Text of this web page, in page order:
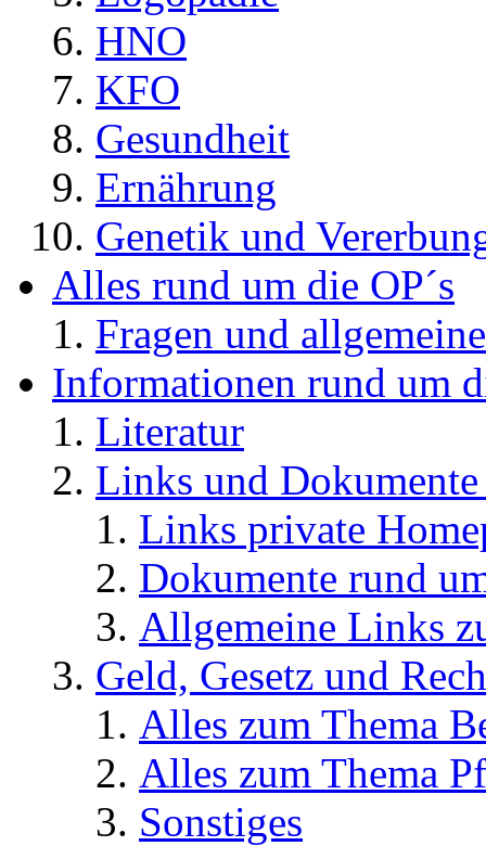
HNO
KFO
Gesundheit
Ernährung
Genetik und
Alles rund um die OP´s
Fragen und
Informationen rund um
Literatur
Links und
Links private
Dokumente rund
Allgemeine Links
Geld, Gesetz und
Alles zum Thema
Alles zum Thema
Sonstiges